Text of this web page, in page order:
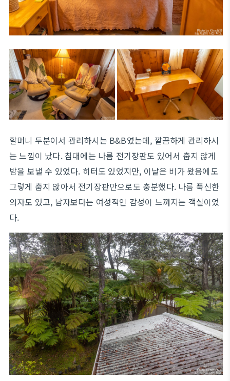
할머니 두분이서 관리하시는 B&B였는데, 깔끔하게 관리하시
는 느낌이 났다. 침대에는 나름 전기장판도 있어서 춥지 않게
밤을 보낼 수 있었다. 히터도 있었지만, 이날은 비가 왔음에도
그렇게 춥지 않아서 전기장판만으로도 충분했다. 나름 푹신한
의자도 있고, 남자보다는 여성적인 감성이 느껴지는 객실이었
다.